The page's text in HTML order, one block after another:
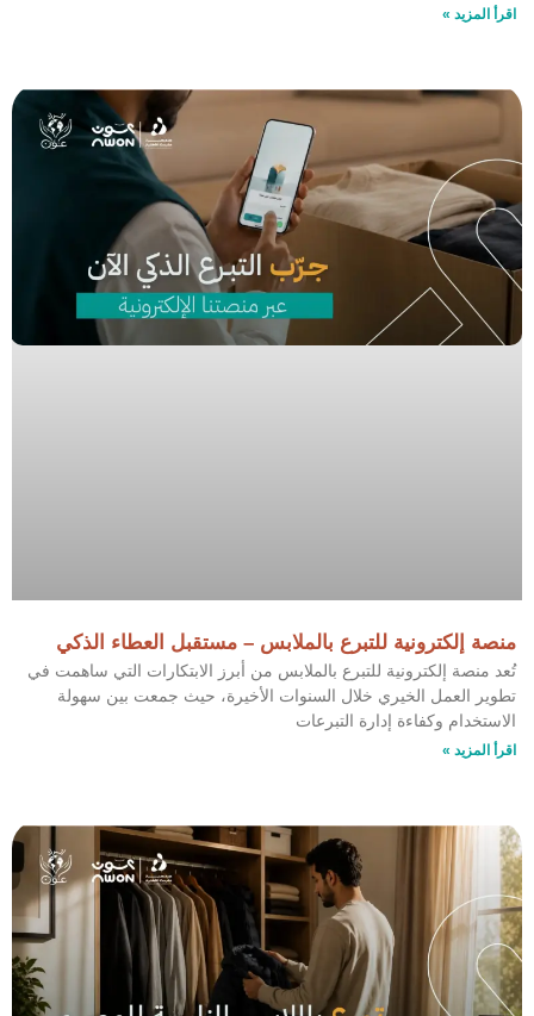
اقرأ المزيد »
منصة إلكترونية للتبرع بالملابس – مستقبل العطاء الذكي
تُعد منصة إلكترونية للتبرع بالملابس من أبرز الابتكارات التي ساهمت في
تطوير العمل الخيري خلال السنوات الأخيرة، حيث جمعت بين سهولة
الاستخدام وكفاءة إدارة التبرعات
اقرأ المزيد »